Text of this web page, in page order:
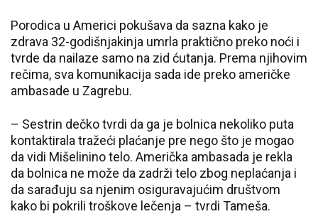
Porodica u Americi pokušava da sazna kako je
zdrava 32-godišnjakinja umrla praktično preko noći i
tvrde da nailaze samo na zid ćutanja. Prema njihovim
rečima, sva komunikacija sada ide preko američke
ambasade u Zagrebu.
– Sestrin dečko tvrdi da ga je bolnica nekoliko puta
kontaktirala tražeći plaćanje pre nego što je mogao
da vidi Mišelinino telo. Američka ambasada je rekla
da bolnica ne može da zadrži telo zbog neplaćanja i
da sarađuju sa njenim osiguravajućim društvom
kako bi pokrili troškove lečenja – tvrdi Tameša.